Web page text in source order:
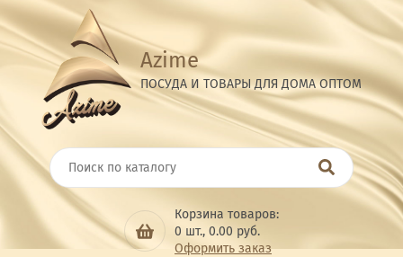
Azime
ПОСУДА И ТОВАРЫ ДЛЯ ДОМА ОПТОМ
Корзина товаров:
0 шт., 0.00 руб.
Оформить заказ